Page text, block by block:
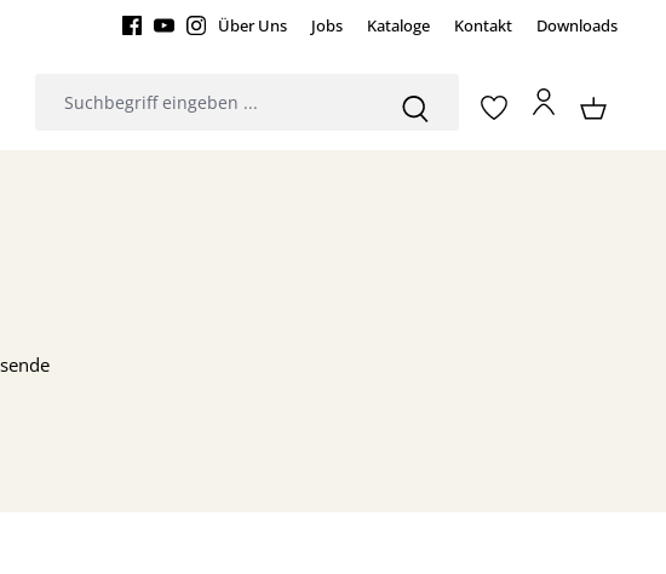
Über Uns Jobs Kataloge Kontakt Downloads